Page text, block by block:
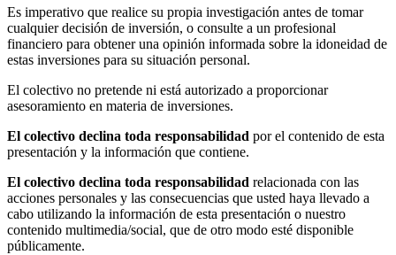
Es imperativo que realice su propia investigación antes de tomar
cualquier decisión de inversión, o consulte a un profesional
financiero para obtener una opinión informada sobre la idoneidad de
estas inversiones para su situación personal.
El colectivo no pretende ni está autorizado a proporcionar
asesoramiento en materia de inversiones.
El colectivo declina toda responsabilidad por el contenido de esta
presentación y la información que contiene.
El colectivo declina toda responsabilidad relacionada con las
acciones personales y las consecuencias que usted haya llevado a
cabo utilizando la información de esta presentación o nuestro
contenido multimedia/social, que de otro modo esté disponible
públicamente.